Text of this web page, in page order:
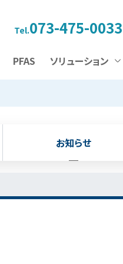
Tel.073-475-0033
PFAS ソリューション
お知らせ